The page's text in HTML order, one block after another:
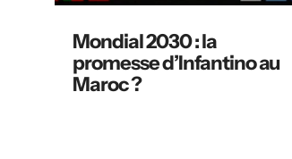
Mondial 2030 : la
promesse d’Infantino au
Maroc ?